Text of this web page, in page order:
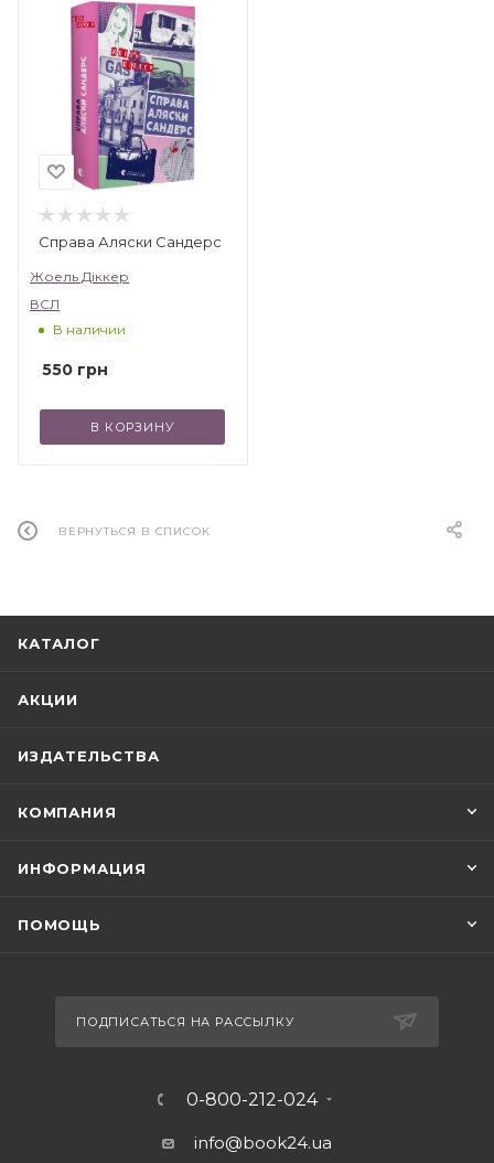
Справа Аляски Сандерс
Жоель Діккер
ВСЛ
В наличии
550 грн
В КОРЗИНУ
ВЕРНУТЬСЯ В СПИСОК
КАТАЛОГ
АКЦИИ
ИЗДАТЕЛЬСТВА
КОМПАНИЯ
ИНФОРМАЦИЯ
ПОМОЩЬ
ПОДПИСАТЬСЯ НА РАССЫЛКУ
0-800-212-024
info@book24.ua